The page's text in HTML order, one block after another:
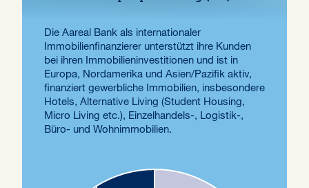
Die Aareal Bank als internationaler
Immobilienfinanzierer unterstützt ihre Kunden
bei ihren Immobilieninvestitionen und ist in
Europa, Nordamerika und Asien/Pazifik aktiv,
finanziert gewerbliche Immobilien, insbesondere
Hotels, Alternative Living (Student Housing,
Micro Living etc.), Einzelhandels-, Logistik-,
Büro- und Wohnimmobilien.